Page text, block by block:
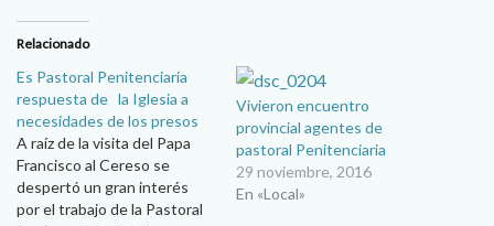
Relacionado
Es Pastoral Penitenciaria
respuesta de la Iglesia a
necesidades de los presos
A raíz de la visita del Papa
Francisco al Cereso se
despertó un gran interés
por el trabajo de la Pastoral
Vivieron encuentro
provincial agentes de
pastoral Penitenciaria
29 noviembre, 2016
En «Local»